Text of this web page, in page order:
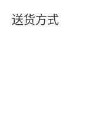
送货方式
1. 送货到府（受卫生署条例规